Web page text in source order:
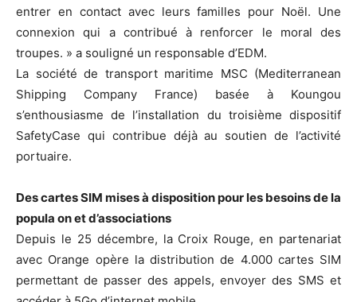
entrer en contact avec leurs familles pour Noël. Une
connexion qui a contribué à renforcer le moral des
troupes. » a souligné un responsable d’EDM.
La société de transport maritime MSC (Mediterranean
Shipping Company France) basée à Koungou
s’enthousiasme de l’installation du troisième dispositif
SafetyCase qui contribue déjà au soutien de l’activité
portuaire.
Des cartes SIM mises à disposition pour les besoins de la
popula on et d’associations
Depuis le 25 décembre, la Croix Rouge, en partenariat
avec Orange opère la distribution de 4.000 cartes SIM
permettant de passer des appels, envoyer des SMS et